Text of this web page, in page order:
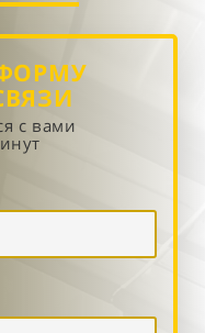
с вами